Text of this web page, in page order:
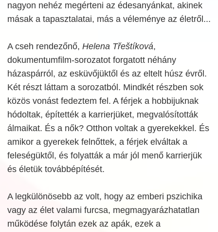
nagyon nehéz megérteni az édesanyánkat, akinek
másak a tapasztalatai, más a véleménye az életről...
A cseh rendezőnő, Helena Třeštíková,
dokumentumfilm-sorozatot forgatott néhány
házaspárról, az esküvőjüktől és az eltelt húsz évről.
Két részt láttam a sorozatból. Mindkét részben sok
közös vonást fedeztem fel. A férjek a hobbijuknak
hódoltak, építették a karrierjüket, megvalósították
álmaikat. És a nők? Otthon voltak a gyerekekkel. És
amikor a gyerekek felnőttek, a férjek elváltak a
feleségüktől, és folyatták a már jól menő karrierjük
és életük továbbépítését.
A legkülönösebb az volt, hogy az emberi pszichika
vagy az élet valami furcsa, megmagyarázhatatlan
működése folytán ezek az apák, ezek a